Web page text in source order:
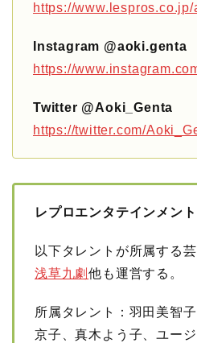
https://
Instagram @aoki.genta
https://
Twitter @Aoki_Genta
https://twitter.com/
レプロエンタテインメント
以下タレントが所属する
浅草九劇他も運営する。
所属タレント：羽田美智
京子、真木よう子、ユー